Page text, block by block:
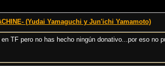
(Yudai Yamaguchi y Jun'ichi Yamamoto)
TF pero no has hecho ningún donativo...por eso